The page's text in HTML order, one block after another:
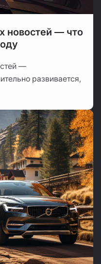
новостей — что
—
развивается,